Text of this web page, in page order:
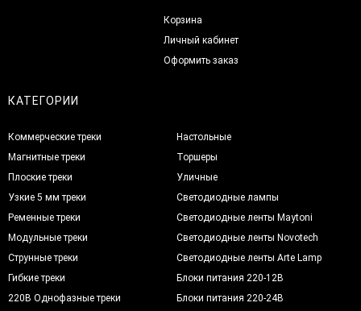
Корзина
Личный кабинет
Оформить заказ
КАТЕГОРИИ
Коммерческие треки
Магнитные треки
Плоские треки
Узкие 5 мм треки
Ременные треки
Модульные треки
Струнные треки
Гибкие треки
220В Однофазные треки
Настольные
Торшеры
Уличные
Светодиодные лампы
Светодиодные ленты Maytoni
Светодиодные ленты Novotech
Светодиодные ленты Arte Lamp
Блоки питания 220-12В
Блоки питания 220-24В